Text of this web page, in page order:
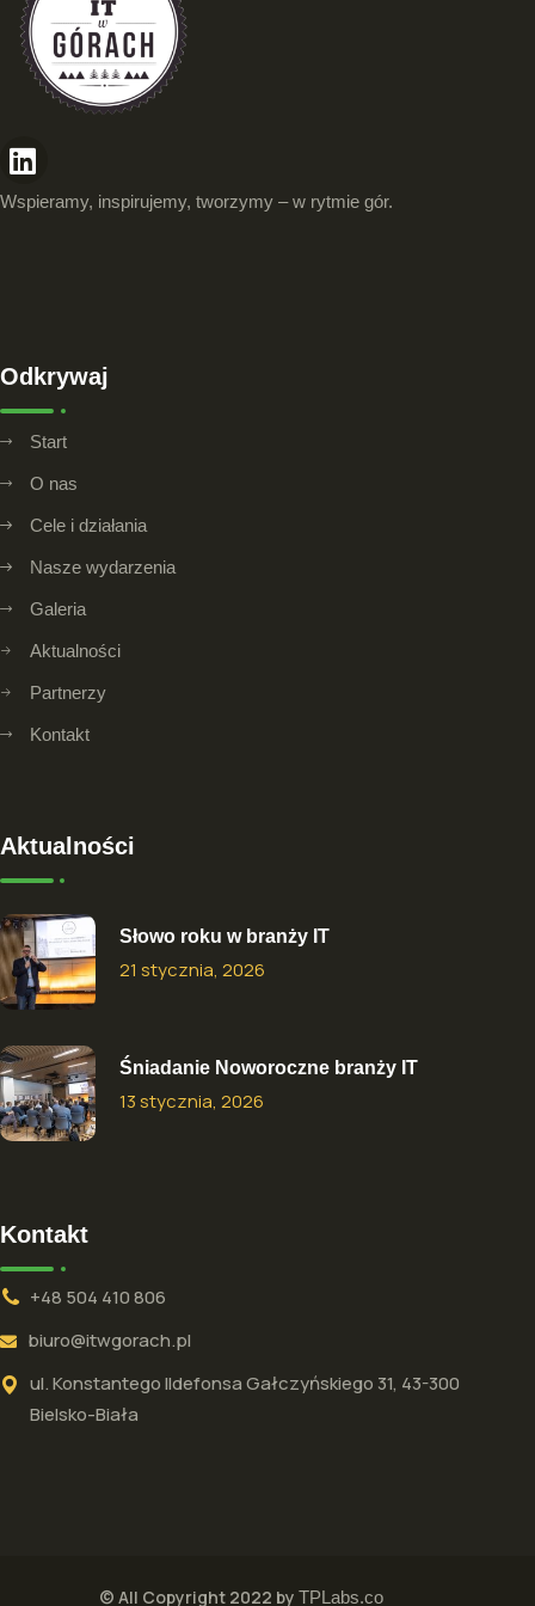
Wspieramy, inspirujemy, tworzymy – w rytmie gór.
Odkrywaj
Start
O nas
Cele i działania
Nasze wydarzenia
Galeria
Aktualności
Partnerzy
Kontakt
Aktualności
Słowo roku w branży IT
21 stycznia, 2026
Śniadanie Noworoczne branży IT
13 stycznia, 2026
Kontakt
+48 504 410 806
biuro@itwgorach.pl
ul. Konstantego Ildefonsa Gałczyńskiego 31, 43-300
Bielsko-Biała
© All Copyright 2022 by TPLabs.co